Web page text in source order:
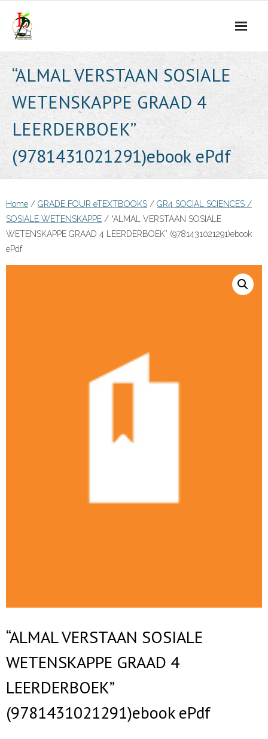
content
“ALMAL VERSTAAN SOSIALE
WETENSKAPPE GRAAD 4
LEERDERBOEK”
(9781431021291)ebook ePdf
Home / GRADE FOUR eTEXTBOOKS / GR4 SOCIAL SCIENCES /
SOSIALE WETENSKAPPE / “ALMAL VERSTAAN SOSIALE
WETENSKAPPE GRAAD 4 LEERDERBOEK” (9781431021291)ebook
ePdf
“ALMAL VERSTAAN SOSIALE
WETENSKAPPE GRAAD 4
LEERDERBOEK”
(9781431021291)ebook ePdf